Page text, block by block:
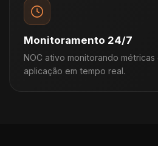
Monitoramento 24/7
NOC ativo monitorando
aplicação em tempo real.